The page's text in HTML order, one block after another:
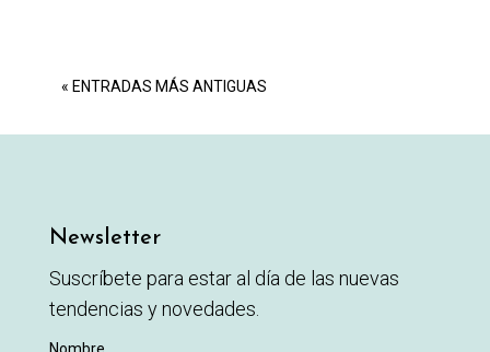
« ENTRADAS MÁS ANTIGUAS
Newsletter
Suscríbete para estar al día de las nuevas
tendencias y novedades.